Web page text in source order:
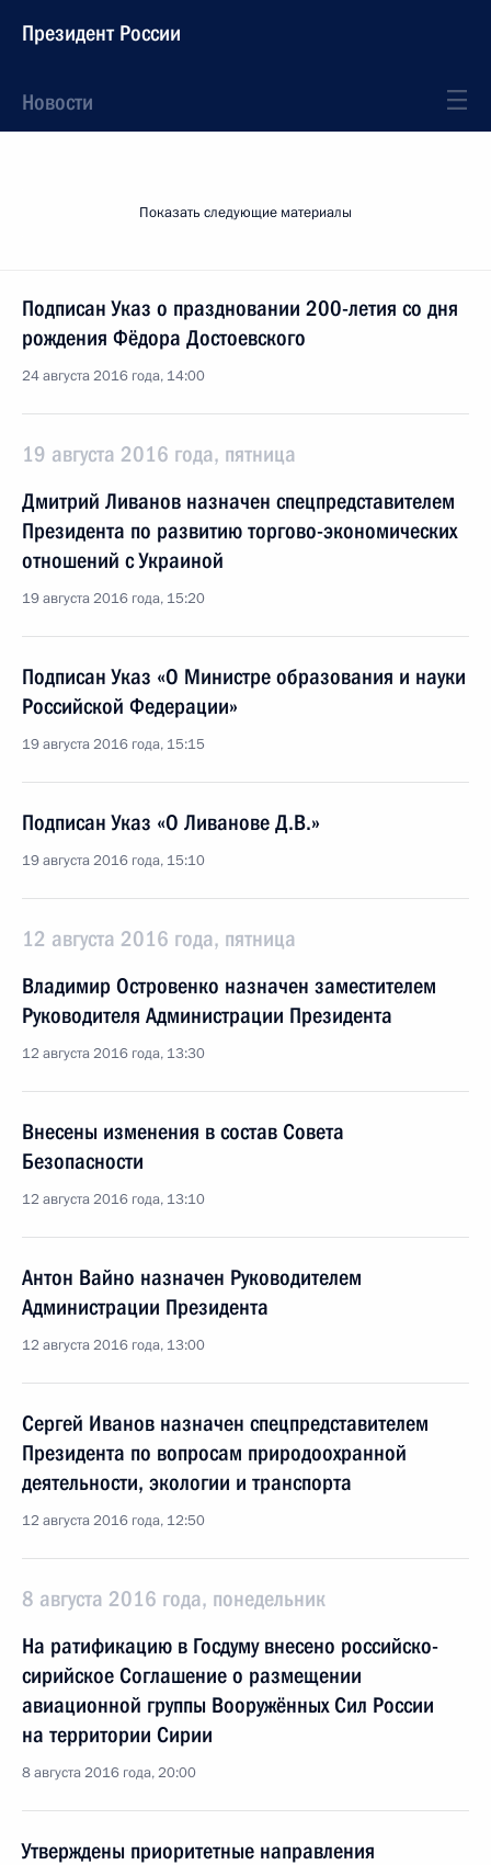
Президент России
Новости
Показать следующие материалы
Подписан Указ о праздновании 200-летия со дня
рождения Фёдора Достоевского
24 августа 2016 года, 14:00
19 августа 2016 года, пятница
Дмитрий Ливанов назначен спецпредставителем
Президента по развитию торгово-экономических
отношений с Украиной
19 августа 2016 года, 15:20
Подписан Указ «О Министре образования и науки
Российской Федерации»
19 августа 2016 года, 15:15
Подписан Указ «О Ливанове Д.В.»
19 августа 2016 года, 15:10
12 августа 2016 года, пятница
Владимир Островенко назначен заместителем
Руководителя Администрации Президента
12 августа 2016 года, 13:30
Внесены изменения в состав Совета
Безопасности
12 августа 2016 года, 13:10
Антон Вайно назначен Руководителем
Администрации Президента
12 августа 2016 года, 13:00
Сергей Иванов назначен спецпредставителем
Президента по вопросам природоохранной
деятельности, экологии и транспорта
12 августа 2016 года, 12:50
8 августа 2016 года, понедельник
На ратификацию в Госдуму внесено российско-
сирийское Соглашение о размещении
авиационной группы Вооружённых Сил России
на территории Сирии
8 августа 2016 года, 20:00
Утверждены приоритетные направления